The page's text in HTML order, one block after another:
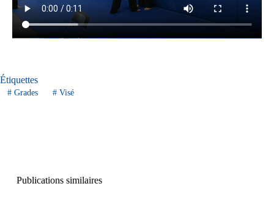
Étiquettes
#Grades #Visé
Publications similaires